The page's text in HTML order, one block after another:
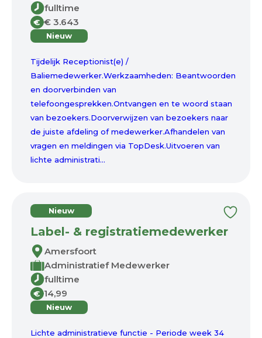
fulltime
€ € 3.643
Nieuw
Tijdelijk Receptionist(e) /
Baliemedewerker.Werkzaamheden: Beantwoorden
en doorverbinden van
telefoongesprekken.Ontvangen en te woord staan
van bezoekers.Doorverwijzen van bezoekers naar
de juiste afdeling of medewerker.Afhandelen van
vragen en meldingen via TopDesk.Uitvoeren van
lichte administrati...
Nieuw
Label- & registratiemedewerker
Amersfoort
Administratief Medewerker
fulltime
€ 14,99
Nieuw
Lichte administratieve functie - Periode week 34